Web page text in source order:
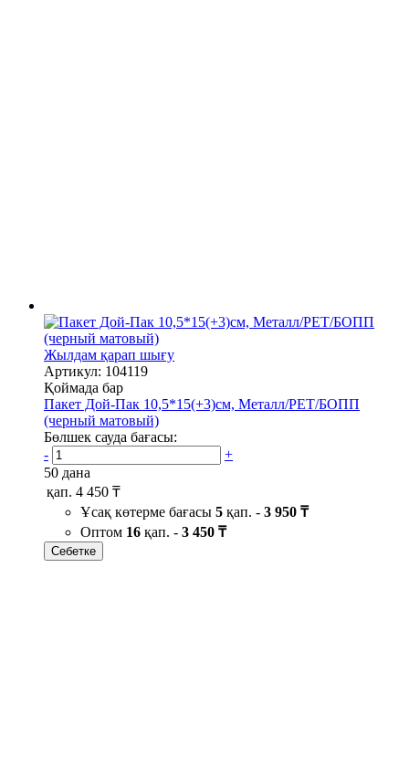
Жылдам қарап шығу
Артикул: 104119
Қоймада бар
Пакет Дой-Пак 10,5*15(+3)см, Металл/PET/БОПП
(черный матовый)
Бөлшек сауда бағасы:
-
+
50 дана
қап. 4 450 ₸
Ұсақ көтерме бағасы 5 қап. - 3 950 ₸
Оптом 16 қап. - 3 450 ₸
Себетке